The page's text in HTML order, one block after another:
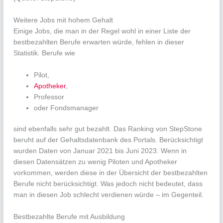
Weitere Jobs mit hohem Gehalt
Einige Jobs, die man in der Regel wohl in einer Liste der
bestbezahlten Berufe erwarten würde, fehlen in dieser
Statistik. Berufe wie
Pilot,
Apotheker,
Professor
oder Fondsmanager
sind ebenfalls sehr gut bezahlt. Das Ranking von StepStone
beruht auf der Gehaltsdatenbank des Portals. Berücksichtigt
wurden Daten von Januar 2021 bis Juni 2023. Wenn in
diesen Datensätzen zu wenig Piloten und Apotheker
vorkommen, werden diese in der Übersicht der bestbezahlten
Berufe nicht berücksichtigt. Was jedoch nicht bedeutet, dass
man in diesen Job schlecht verdienen würde – im Gegenteil.
Bestbezahlte Berufe mit Ausbildung